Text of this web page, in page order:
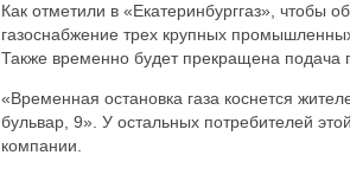
Как отметили в «Екатеринбурггаз», чтобы
газоснабжение трех крупных
Также временно будет прекращена подача
«Временная остановка газа коснется
бульвар, 9». У остальных потребителей
компании.